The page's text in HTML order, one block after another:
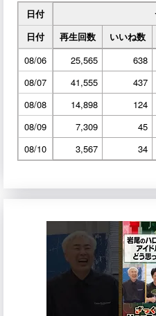
日付
日付
再生回数 いいね数
08/06
25,565 638
08/07
41,555 437
08/08
14,898 124
08/09
7,309 45
08/10
3,567 34